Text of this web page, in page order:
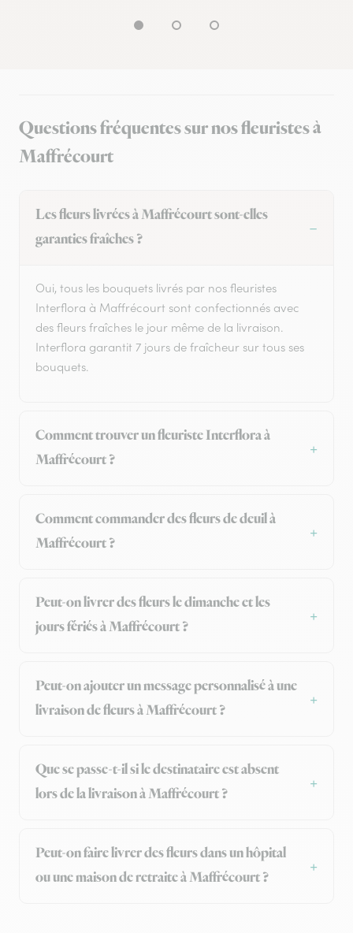
Questions fréquentes sur nos fleuristes à
Maffrécourt
Les fleurs livrées à Maffrécourt sont-elles
garanties fraîches ?
Oui, tous les bouquets livrés par nos fleuristes
Interflora à Maffrécourt sont confectionnés avec
des fleurs fraîches le jour même de la livraison.
Interflora garantit 7 jours de fraîcheur sur tous ses
bouquets.
Comment trouver un fleuriste Interflora à
Maffrécourt ?
Comment commander des fleurs de deuil à
Maffrécourt ?
Peut-on livrer des fleurs le dimanche et les
jours fériés à Maffrécourt ?
Peut-on ajouter un message personnalisé à une
livraison de fleurs à Maffrécourt ?
Que se passe-t-il si le destinataire est absent
lors de la livraison à Maffrécourt ?
Peut-on faire livrer des fleurs dans un hôpital
ou une maison de retraite à Maffrécourt ?